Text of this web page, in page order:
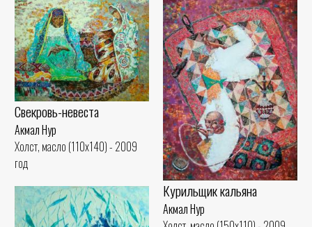
Курильщик кальяна
Акмал Нур
Свекровь-невеста
Акмал Нур
Холст, масло (110x140) - 2009
год